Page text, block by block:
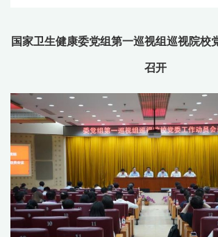
国家卫生健康委党组第一巡视组巡视院校
召开